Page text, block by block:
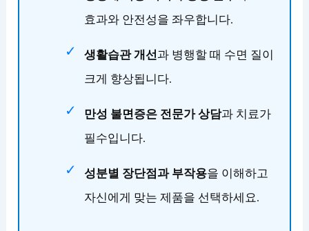
효과와 안전성을 좌우합니다.
생활습관 개선과 병행할 때 수면 질이
크게 향상됩니다.
만성 불면증은 전문가 상담과 치료가
필수입니다.
성분별 장단점과 부작용을 이해하고
자신에게 맞는 제품을 선택하세요.